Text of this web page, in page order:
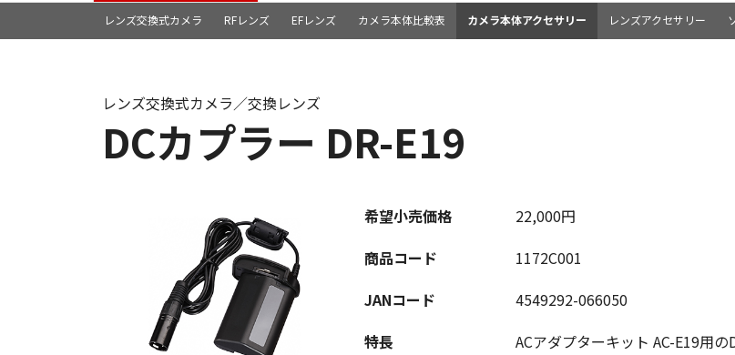
レンズ交換式カメラ RFレンズ EFレンズ カメラ本体比較表 カメラ本体アクセサリー レンズアクセサリー
DCカプラー DR-E19
レンズ交換式カメラ／交換レンズ
希望小売価格
22,000円
商品コード
1172C001
JANコード
4549292-066050
特長
ACアダプターキット AC-E19用の